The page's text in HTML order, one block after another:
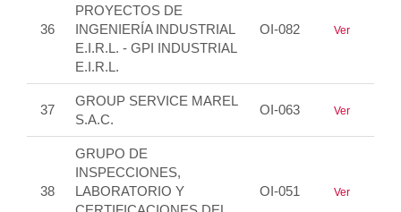
36
PROYECTOS DE
INGENIERÍA INDUSTRIAL
E.I.R.L. - GPI INDUSTRIAL
E.I.R.L.
OI-082 Ver
37
GROUP SERVICE MAREL
S.A.C.
OI-063 Ver
38
GRUPO DE
INSPECCIONES,
LABORATORIO Y
OI-051 Ver